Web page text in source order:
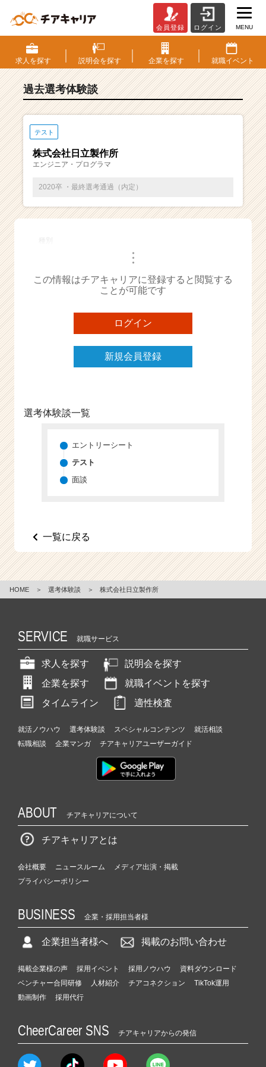
S・
選
考
験
ベ
ン
チ
ー・
成
ら
ス
ト
が
届
く
チ
C
a
r）
会員登録 ログイン MENU
求人を探す 説明会を探す 企業を探す 就職イベント
過去選考体験談
テスト
株式会社日立製作所
エンジニア・プログラマ
2020卒 ・最終選考通過（内定）
・・・
この情報はチアキャリアに登録すると閲覧する
ことが可能です
ログイン
新規会員登録
選考体験談一覧
エントリーシート
テスト
面談
一覧に戻る
HOME ＞ 選考体験談 ＞ 株式会社日立製作所
SERVICE 就職サービス
求人を探す
説明会を探す
企業を探す
就職イベントを探す
タイムライン
適性検査
就活ノウハウ 選考体験談 スペシャルコンテンツ
就活相談
転職相談
企業マンガ チアキャリアユーザーガイド
ABOUT チアキャリアについて
チアキャリアとは
会社概要 ニュースルーム
メディア出演・掲載
プライバシーポリシー
BUSINESS 企業・採用担当者様
企業担当者様へ 掲載のお問い合わせ
掲載企業様の声 採用イベント 採用ノウハウ
資料ダウンロード
ベンチャー合同研修
人材紹介 チアコネクション
TikTok運用
動画制作
採用代行
CheerCareer SNS チアキャリアからの発信